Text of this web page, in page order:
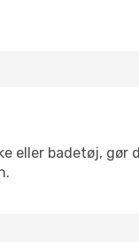
eller badetøj,